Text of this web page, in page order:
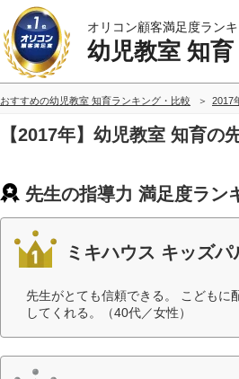
オリコン顧客満足度ラン
幼児教室 知育
おすすめの幼児教室 知育ランキング・比較 2017
【2017年】幼児教室 知育の
先生の指導力 満足度ラン
ミキハウス キッズパ
先生がとても信頼できる。 こどもに
してくれる。（40代／女性）